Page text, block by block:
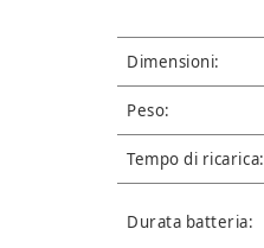
Dimensioni:
Peso:
Tempo di ricarica:
Durata batteria: